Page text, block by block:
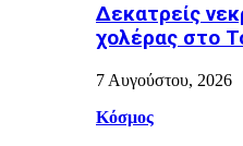
Δεκατρείς
χολέρας στο
7 Αυγούστου, 2026
Κόσμος